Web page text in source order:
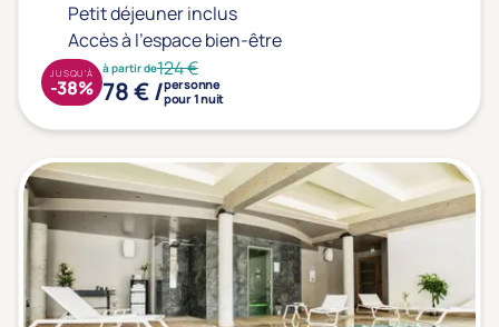
Distance de chez vous
Établissements proches de chez moi
Transports & hébergement
Soins sans hébergement
(0)
Petit déjeuner inclus
Accès à l'espace bien-être
à partir de124 €
78 € /personne
pour 1 nuit
JUSQU'À
-38%